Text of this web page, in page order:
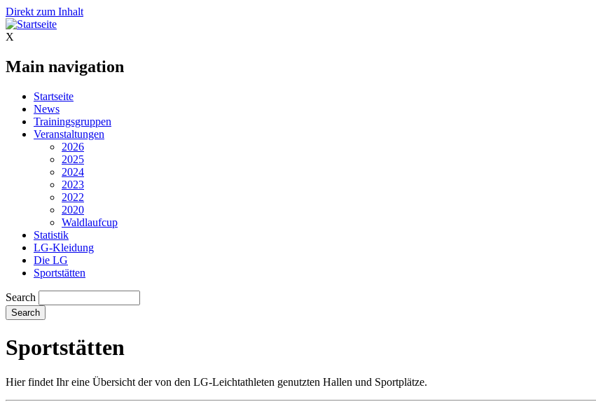
Direkt zum Inhalt
X
Main navigation
Startseite
News
Trainingsgruppen
Veranstaltungen
2026
2025
2024
2023
2022
2020
Waldlaufcup
Statistik
LG-Kleidung
Die LG
Sportstätten
Search
Sportstätten
Hier findet Ihr eine Übersicht der von den LG-Leichtathleten genutzten Hallen und Sportplätze.